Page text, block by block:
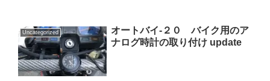
Uncategorized
オートバイ-２０ バイク用のア
ナログ時計の取り付け update